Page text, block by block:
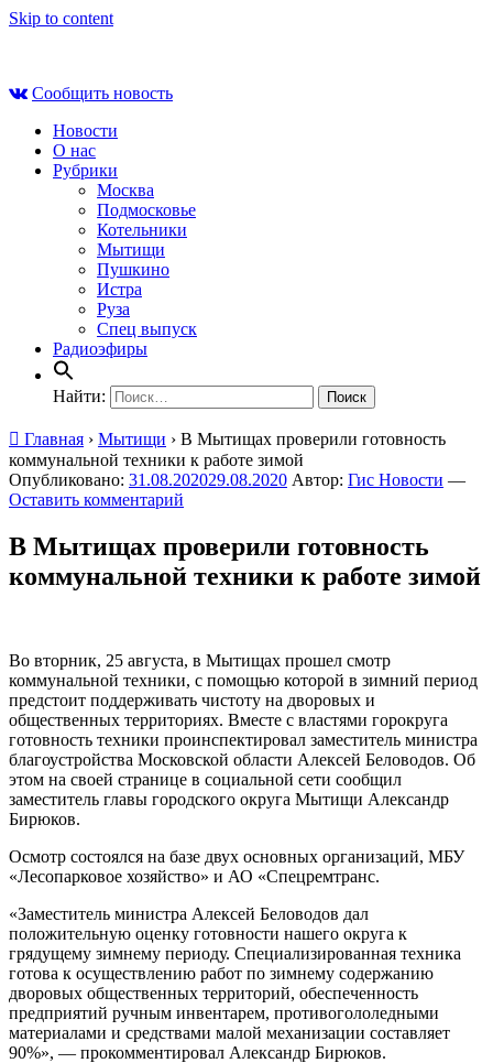
Skip to content
Сообщить новость
Новости
О нас
Рубрики
Москва
Подмосковье
Котельники
Мытищи
Пушкино
Истра
Руза
Спец выпуск
Радиоэфиры
Найти:
Главная › Мытищи › В Мытищах проверили готовность
коммунальной техники к работе зимой
Опубликовано: 31.08.202029.08.2020 Автор: Гис Новости —
Оставить комментарий
В Мытищах проверили готовность
коммунальной техники к работе зимой
Во вторник, 25 августа, в Мытищах прошел смотр
коммунальной техники, с помощью которой в зимний период
предстоит поддерживать чистоту на дворовых и
общественных территориях. Вместе с властями горокруга
готовность техники проинспектировал заместитель министра
благоустройства Московской области Алексей Беловодов. Об
этом на своей странице в социальной сети сообщил
заместитель главы городского округа Мытищи Александр
Бирюков.
Осмотр состоялся на базе двух основных организаций, МБУ
«Лесопарковое хозяйство» и АО «Спецремтранс.
«Заместитель министра Алексей Беловодов дал
положительную оценку готовности нашего округа к
грядущему зимнему периоду. Специализированная техника
готова к осуществлению работ по зимнему содержанию
дворовых общественных территорий, обеспеченность
предприятий ручным инвентарем, противогололедными
материалами и средствами малой механизации составляет
90%», — прокомментировал Александр Бирюков.